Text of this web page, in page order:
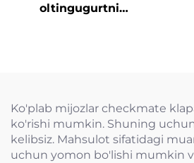
oltingugurtni
Ko'plab mijozlar checkmate
ko'rishi mumkin. Shuning
kelibsiz. Mahsulot sifatidagi
uchun yomon bo'lishi mumkin